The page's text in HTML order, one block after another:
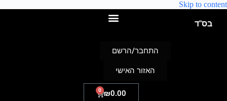
Skip to content
בס"ד
₪0.00
0
התחבר/הרשם
האזור האישי